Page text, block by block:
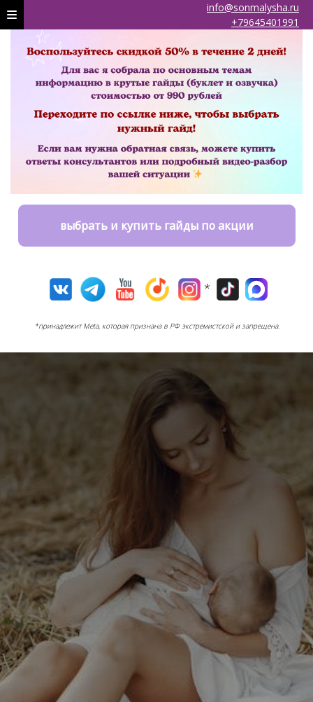
info@sonmalysha.ru
+79645401991
выбрать и купить гайды по акции
*
*принадлежит Meta, которая признана в РФ экстремистской и запрещена.